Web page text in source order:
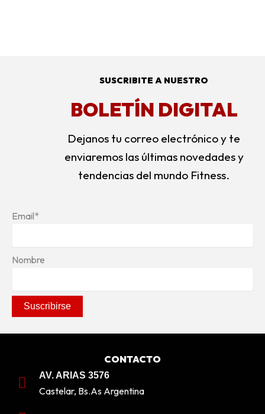
SUSCRIBITE A NUESTRO
BOLETÍN DIGITAL
Dejanos tu correo electrónico y te
enviaremos las últimas novedades y
tendencias del mundo Fitness.
Email*
Nombre
CONTACTO
AV. ARIAS 3576
Castelar, Bs.As Argentina